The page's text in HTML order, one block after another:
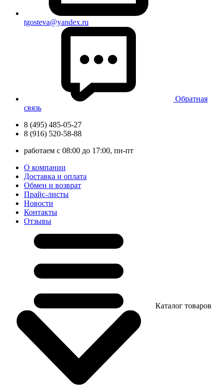
tgosteva@yandex.ru
Обратная
связь
8 (495) 485-05-27
8 (916) 520-58-88
работаем с 08:00 до 17:00, пн-пт
О компании
Доставка и оплата
Обмен и возврат
Прайс-листы
Новости
Контакты
Отзывы
Каталог товаров